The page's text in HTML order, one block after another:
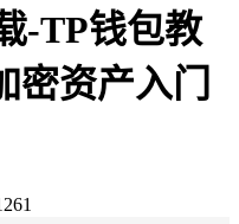
-TP钱包教
密资产入门